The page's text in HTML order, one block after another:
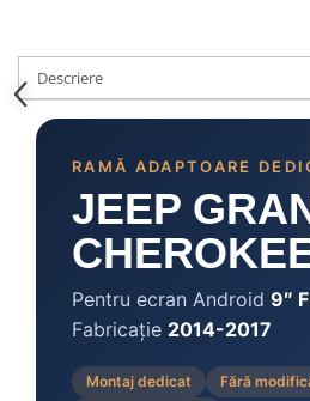
Camere marșarier universale
Camere Skoda
Camere Volkswagen
Camere Mercedes Benz
Camere Audi
Camere BMW
Descriere
RAMĂ ADAPTOARE
JEEP
Pentru ecran Android 9″
Fabricație 2014-2017
Montaj dedicat
Fără